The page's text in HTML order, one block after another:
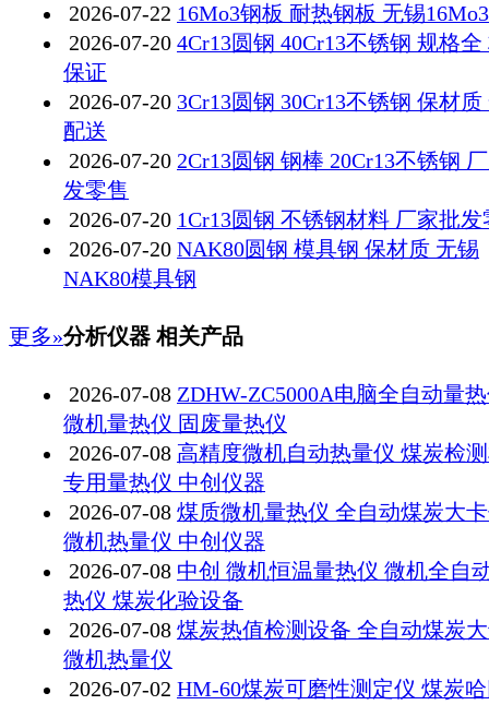
2026-07-22 16Mo3钢板 耐热钢板 无锡
2026-07-20 4Cr13圆钢 40Cr13不锈钢 规格全
保证
2026-07-20 3Cr13圆钢 30Cr13不锈钢 保材质
配送
2026-07-20 2Cr13圆钢 钢棒 20Cr13不锈钢
发零售
2026-07-20 1Cr13圆钢 不锈钢材料 厂家批发
2026-07-20 NAK80圆钢 模具钢 保材质 无锡
NAK80模具钢
更多»分析仪器 相关产品
2026-07-08 ZDHW-ZC5000A电脑全自动量
微机量热仪 固废量热仪
2026-07-08 高精度微机自动热量仪 煤炭检
专用量热仪 中创仪器
2026-07-08 煤质微机量热仪 全自动煤炭大
微机热量仪 中创仪器
2026-07-08 中创 微机恒温量热仪 微机全自
热仪 煤炭化验设备
2026-07-08 煤炭热值检测设备 全自动煤炭
微机热量仪
2026-07-02 HM-60煤炭可磨性测定仪 煤炭